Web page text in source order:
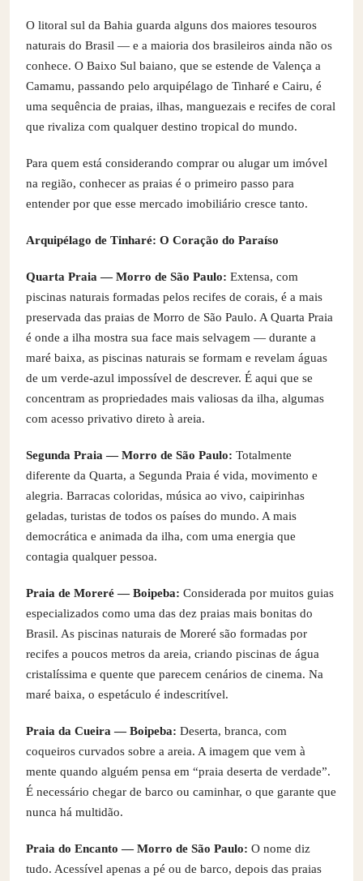
O litoral sul da Bahia guarda alguns dos maiores tesouros
naturais do Brasil — e a maioria dos brasileiros ainda não os
conhece. O Baixo Sul baiano, que se estende de Valença a
Camamu, passando pelo arquipélago de Tinharé e Cairu, é
uma sequência de praias, ilhas, manguezais e recifes de coral
que rivaliza com qualquer destino tropical do mundo.
Para quem está considerando comprar ou alugar um imóvel
na região, conhecer as praias é o primeiro passo para
entender por que esse mercado imobiliário cresce tanto.
Arquipélago de Tinharé: O Coração do Paraíso
Quarta Praia — Morro de São Paulo: Extensa, com
piscinas naturais formadas pelos recifes de corais, é a mais
preservada das praias de Morro de São Paulo. A Quarta Praia
é onde a ilha mostra sua face mais selvagem — durante a
maré baixa, as piscinas naturais se formam e revelam águas
de um verde-azul impossível de descrever. É aqui que se
concentram as propriedades mais valiosas da ilha, algumas
com acesso privativo direto à areia.
Segunda Praia — Morro de São Paulo: Totalmente
diferente da Quarta, a Segunda Praia é vida, movimento e
alegria. Barracas coloridas, música ao vivo, caipirinhas
geladas, turistas de todos os países do mundo. A mais
democrática e animada da ilha, com uma energia que
contagia qualquer pessoa.
Praia de Moreré — Boipeba: Considerada por muitos guias
especializados como uma das dez praias mais bonitas do
Brasil. As piscinas naturais de Moreré são formadas por
recifes a poucos metros da areia, criando piscinas de água
cristalíssima e quente que parecem cenários de cinema. Na
maré baixa, o espetáculo é indescritível.
Praia da Cueira — Boipeba: Deserta, branca, com
coqueiros curvados sobre a areia. A imagem que vem à
mente quando alguém pensa em “praia deserta de verdade”.
É necessário chegar de barco ou caminhar, o que garante que
nunca há multidão.
Praia do Encanto — Morro de São Paulo: O nome diz
tudo. Acessível apenas a pé ou de barco, depois das praias